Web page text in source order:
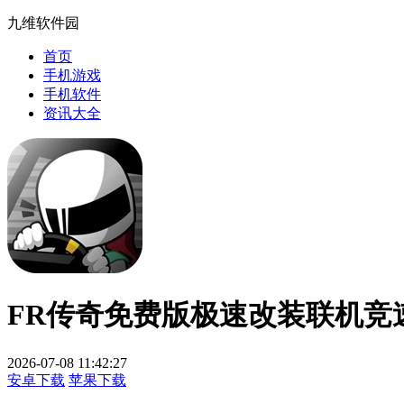
九维软件园
首页
手机游戏
手机软件
资讯大全
FR传奇免费版极速改装联机竞
2026-07-08 11:42:27
安卓下载 苹果下载